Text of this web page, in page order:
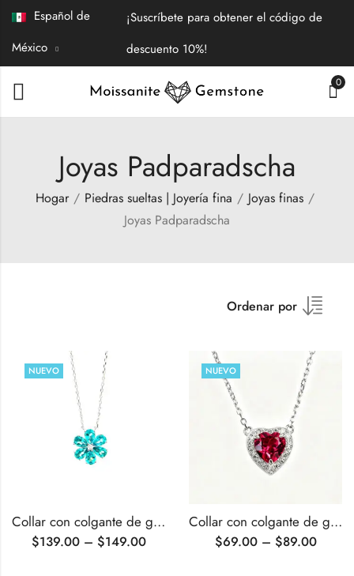
Español de
México
¡Suscríbete para obtener el código de
descuento 10%!
0
Joyas Padparadscha
Hogar Piedras sueltas | Joyería fina
Joyas finas
Joyas Padparadscha
Ordenar por
NUEVO
Collar con colgante de gemas cultivadas en laboratorio con forma de flor
$139.00 – $149.00
NUEVO
Collar con colgante de gema sintética con forma de corazón y engaste tipo halo.
$69.00 – $89.00